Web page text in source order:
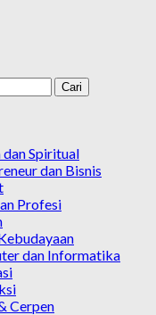
Spiritual
dan Bisnis
Profesi
dan Informatika
Cerpen